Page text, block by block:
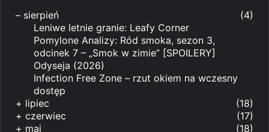
– sierpień
(4)
Leniwe letnie granie: Leafy Corner
Pomylone Analizy: Ród smoka, sezon 3,
odcinek 7 – „Smok w zimie” [SPOILERY]
Odyseja (2026)
Infection Free Zone – rzut okiem na wczesny
dostęp
+ lipiec
(18)
+ czerwiec
(17)
+ maj
(18)